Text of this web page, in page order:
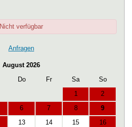
Nicht verfügbar
Anfragen
August 2026
Do Fr Sa
So
1
2
6 7 8
9
13 14 15
16